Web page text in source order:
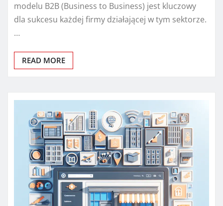
modelu B2B (Business to Business) jest kluczowy
dla sukcesu każdej firmy działającej w tym sektorze.
…
READ MORE